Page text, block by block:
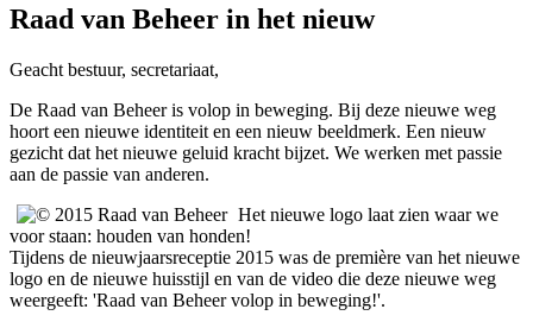
Raad van Beheer in het nieuw
Geacht bestuur, secretariaat,
De Raad van Beheer is volop in beweging. Bij deze nieuwe weg
hoort een nieuwe identiteit en een nieuw beeldmerk. Een nieuw
gezicht dat het nieuwe geluid kracht bijzet. We werken met passie
aan de passie van anderen.
Het nieuwe logo laat zien waar we
voor staan: houden van honden!
Tijdens de nieuwjaarsreceptie 2015 was de première van het nieuwe
logo en de nieuwe huisstijl en van de video die deze nieuwe weg
weergeeft: 'Raad van Beheer volop in beweging!'.